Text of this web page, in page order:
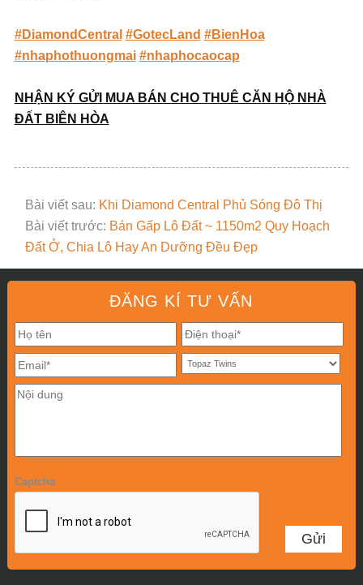
#DiamondCentral #GotecLand #BienHoa
#nhaphothuongmai #nhaphocaocap
NHẬN KÝ GỬI MUA BÁN CHO THUÊ CĂN HỘ NHÀ
ĐẤT BIÊN HÒA
Bài viết sau: Khi Diamond Central Phủ Sóng Đô Thị
Bài viết trước: Bán Gấp Lô Đất ~ 1150m2 Quy Hoạch
Đất Ở, Chia Lô Hay An Dưỡng Đều Đẹp
ĐĂNG KÍ TƯ VẤN
Captcha